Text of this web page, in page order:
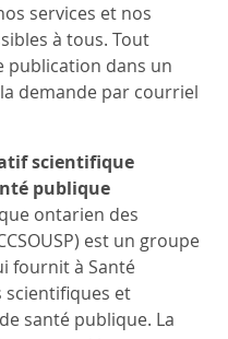
services et nos
à tous. Tout
publication dans un
demande par courriel
scientifique
publique
ontarien des
est un groupe
fournit à Santé
scientifiques et
santé publique. La